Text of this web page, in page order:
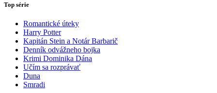
Top série
Romantické úteky
Harry Potter
Kapitán Stein a Notár Barbarič
Denník odvážneho bojka
Krimi Dominika Dána
Učím sa rozprávať
Duna
Smradi